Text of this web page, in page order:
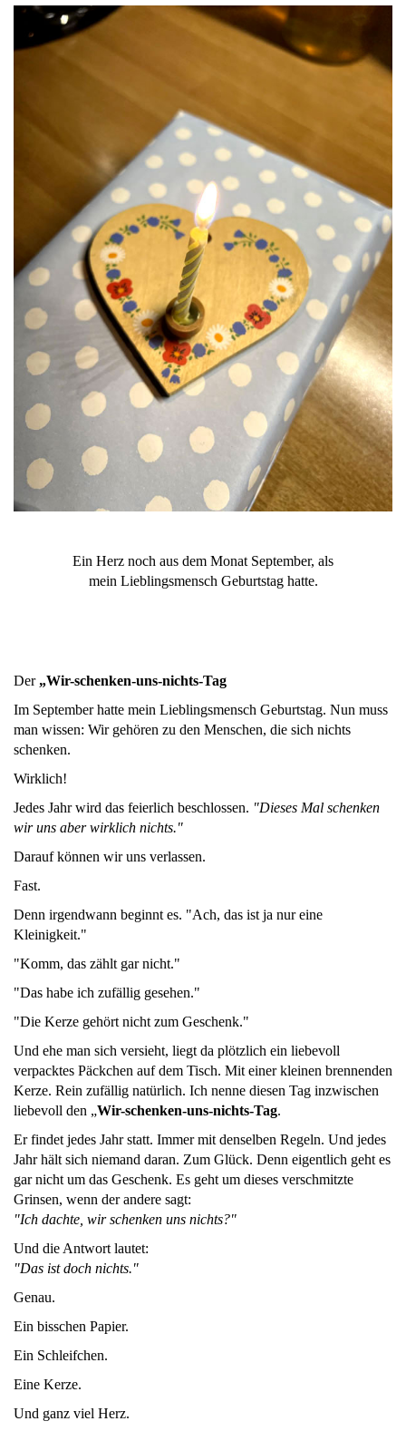
Ein Herz noch aus dem Monat September, als
mein Lieblingsmensch Geburtstag hatte.
Der„Wir-schenken-uns-nichts-Tag
Im September hatte mein Lieblingsmensch Geburtstag. Nun muss
man wissen: Wir gehören zu den Menschen, die sich nichts
schenken.
Wirklich!
Jedes Jahr wird das feierlich beschlossen. "Dieses Mal schenken
wir uns aber wirklich nichts."
Darauf können wir uns verlassen.
Fast.
Denn irgendwann beginnt es. "Ach, das ist ja nur eine
Kleinigkeit."
"Komm, das zählt gar nicht."
"Das habe ich zufällig gesehen."
"Die Kerze gehört nicht zum Geschenk."
Und ehe man sich versieht, liegt da plötzlich ein liebevoll
verpacktes Päckchen auf dem Tisch. Mit einer kleinen brennenden
Kerze. Rein zufällig natürlich. Ich nenne diesen Tag inzwischen
liebevoll den „Wir-schenken-uns-nichts-Tag.
Er findet jedes Jahr statt. Immer mit denselben Regeln. Und jedes
Jahr hält sich niemand daran. Zum Glück. Denn eigentlich geht es
gar nicht um das Geschenk. Es geht um dieses verschmitzte
Grinsen, wenn der andere sagt:
"Ich dachte, wir schenken uns nichts?"
Und die Antwort lautet:
"Das ist doch nichts."
Genau.
Ein bisschen Papier.
Ein Schleifchen.
Eine Kerze.
Und ganz viel Herz.